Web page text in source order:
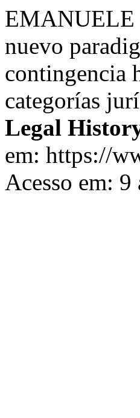
EMANUELE
nuevo
contingencia
categorías
Legal
em: https://
Acesso em: 9